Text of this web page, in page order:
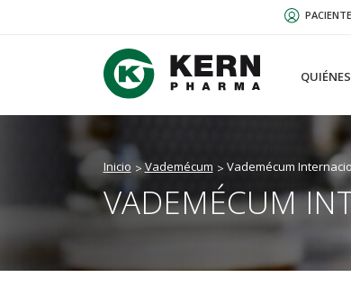
Inicio Vademécum Vademécum
VADEMÉCUM